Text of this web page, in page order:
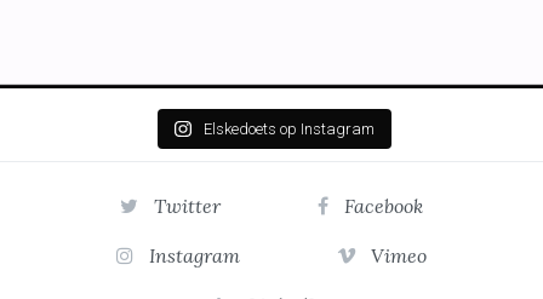
Elskedoets op Instagram
Twitter Facebook
Instagram Vimeo